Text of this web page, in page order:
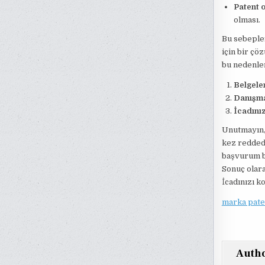
Patent
olması.
Bu
için bir
bu
kez
başvurum
Sonuç
İcadınızı
marka